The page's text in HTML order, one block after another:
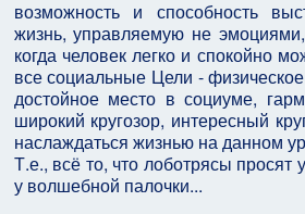
возможность и способность
жизнь, управляемую не
когда человек легко и спокойно
все социальные Цели -
достойное место в социуме,
широкий кругозор, интересный
наслаждаться жизнью на данном
Т.е., всё то, что лоботрясы просят
у волшебной палочки...